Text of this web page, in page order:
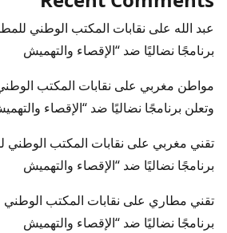
عبد الله على نقابات المكتب الوطني
برنامجًا نضاليًا ضد “الإقصاء والتهميش
مواطن مغربي على نقابات المكتب
وتعلن برنامجًا نضاليًا ضد “الإقصاء
تقني مغربي على نقابات المكتب الوطني
برنامجًا نضاليًا ضد “الإقصاء والتهميش
تقني مطاري على نقابات المكتب
برنامجًا نضاليًا ضد “الإقصاء والتهميش